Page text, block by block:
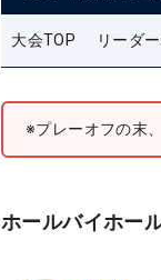
大会TOP リーダ
※プレーオフの末
ホールバイホー